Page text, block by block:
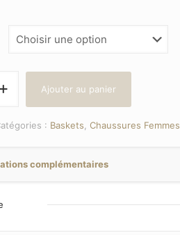
Ajouter au panier
: Baskets Chaussures Femmes
complémentaires